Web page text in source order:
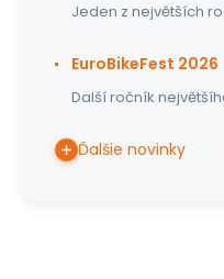
Jeden z největších
EuroBikeFest 2026
Další ročník
Ďalšie novinky